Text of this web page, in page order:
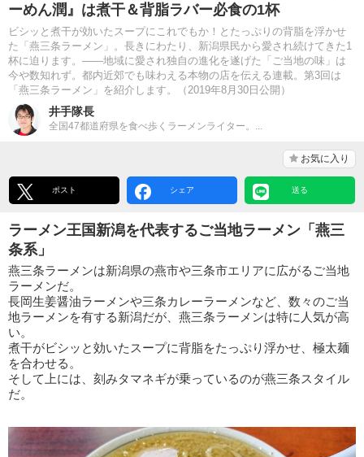
ーめん潤』は煮干＆背脂ラバー必食の1杯
ビシッと煮干が効いたスープにこれでもか！とたっぷりの背脂を浮かせ
た「燕三条ラーメン」。長きにわたり、新潟県民から愛され続けてきた1
杯に迫ります。——地域に愛され独自の進化を遂げた「ご当地の味」は
今や数知れず。都内近郊でも味わえる本物の店を伝える連載。第3回は
「燕三条ラーメン」を紹介します。（2019年8月30日公開）
井手隊長
全国47都道府県を食べ歩くラーメンライター。...
お気に入り
ポスト シェア 送る
ラーメン王国新潟を代表するご当地ラーメン「燕三
条系」
燕三条ラーメンは新潟県の燕市や三条市エリアに広がるご当地
ラーメンだ。
長岡生姜醤油ラーメンや三条カレーラーメンなど、数々のご当
地ラーメンを有する新潟だが、燕三条ラーメンは特に人気が高
い。
煮干がビシッと効いたスープに背脂をたっぷり浮かせ、極太麺
を合わせる。
そして上には、刻みタマネギが乗っているのが燕三条スタイル
だ。